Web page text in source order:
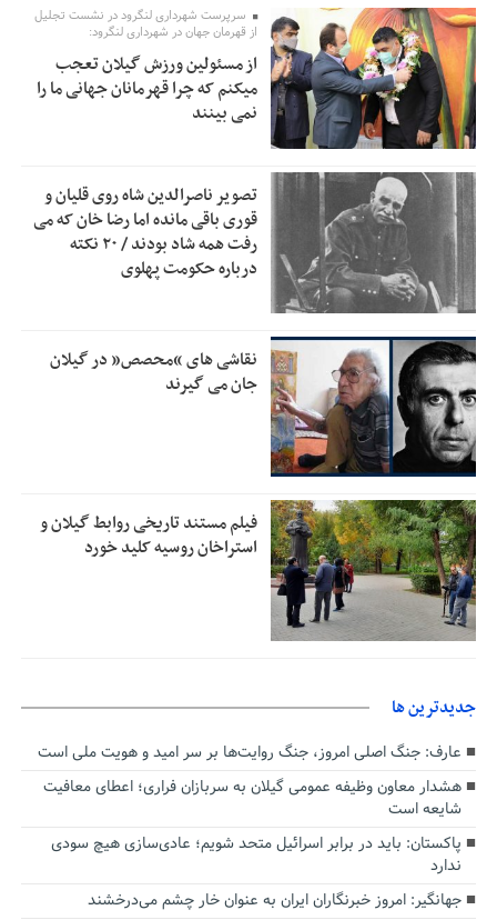
9:34 خبرنگارانی که جنگ را برای تاریخ نوشتند
9:32
پشتیبانی از زنجیره ارزش بادام زمینی در اولویت سیاست‌های
حمایتی گیلان است
12:46 بخش دوم گفت‌وگوی پزشکیان با مردم امشب پخش می‌شود
12:33 جزئیات فعال‌سازی «کیف پول ایران» اعلام شد
حمایت از مرزنشینان نباید به زیان تولید باشد/مواد اولیه با
کولبری وارد شود
11:05 شایعه «معافیت سربازان فراری» تکذیب شد
11:04 امیر اکرمی‌نیا: ارتش کاملاً آماده است
سرپرست شهرداری لنگرود در نشست تجلیل
از قهرمان جهان در شهرداری لنگرود:
از مسئولین ورزش گیلان تعجب
میکنم که چرا قهرمانان جهانی ما را
نمی بینند
تصویر ناصرالدین شاه روی قلیان و
قوری باقی مانده اما رضا خان که می
رفت همه شاد بودند / ۲۰ نکته
درباره حکومت پهلوی
نقاشی های “محصص” در گیلان
جان می گیرند
فیلم مستند تاریخی روابط گیلان و
استراخان روسیه کلید خورد
جديدترين ها
عارف: جنگ اصلی امروز، جنگ روایت‌ها بر سر امید و هویت ملی است
هشدار معاون وظیفه عمومی گیلان به سربازان فراری؛ اعطای معافیت
شایعه است
پاکستان: باید در برابر اسرائیل متحد شویم؛ عادی‌سازی هیچ سودی
ندارد
جهانگیر: امروز خبرنگاران ایران به عنوان خار چشم می‌درخشند